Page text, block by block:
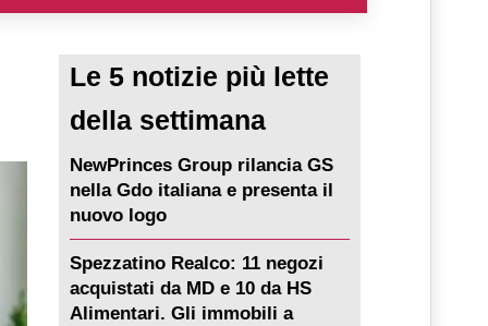
Le 5 notizie più lette
della settimana
NewPrinces Group rilancia GS
nella Gdo italiana e presenta il
nuovo logo
Spezzatino Realco: 11 negozi
acquistati da MD e 10 da HS
Alimentari. Gli immobili a